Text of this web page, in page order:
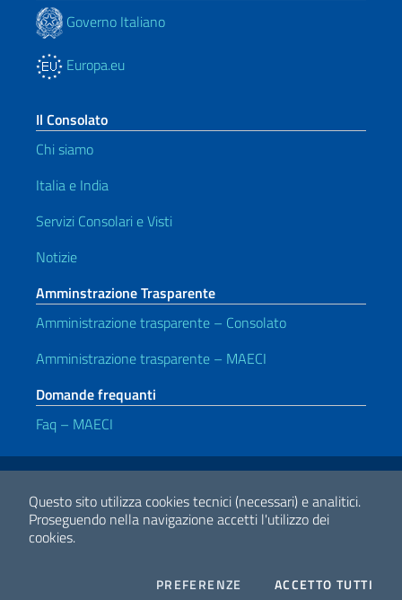
Questo sito utilizza cookies tecnici (necessari) e analitici.
Proseguendo nella navigazione accetti l'utilizzo dei
cookies.
PREFERENZE COOKIESACCETTO TUTTI
Governo Italiano
Europa.eu
Il Consolato
Chi siamo
Italia e India
Servizi Consolari e Visti
Notizie
Amminstrazione Trasparente
Amministrazione trasparente – Consolato
Amministrazione trasparente – MAECI
Domande frequanti
Faq – MAECI
Link Utili